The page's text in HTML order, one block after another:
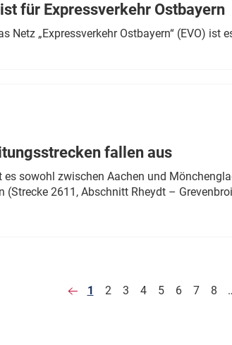
für Expressverkehr Ostbayern
Netz „Expressverkehr Ostbayern“ (EVO) ist
fallen aus
es sowohl zwischen Aachen und
2611, Abschnitt Rheydt –
1 2 3 4 5 6 7 8